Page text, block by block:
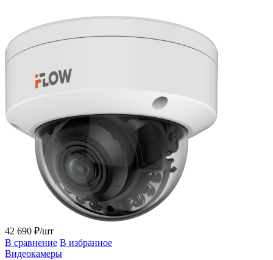
42 690 ₽/шт
В сравнение В избранное
Видеокамеры